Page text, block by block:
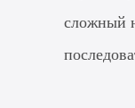
сложный